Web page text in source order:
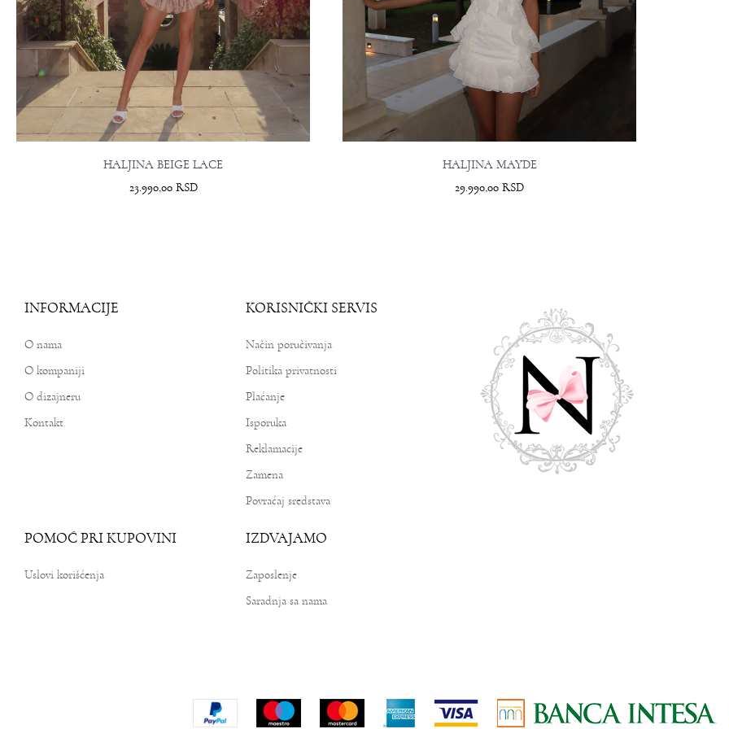
HALJINA BEIGE LACE
23.990,00 RSD
HALJINA MAYDE
29.990,00 RSD
INFORMACIJE
O nama
O kompaniji
O dizajneru
Kontakt
KORISNIČKI SERVIS
Način poručivanja
Politika privatnosti
Plaćanje
Isporuka
Reklamacije
Zamena
Povraćaj sredstava
POMOĆ PRI KUPOVINI
Uslovi korišćenja
IZDVAJAMO
Zaposlenje
Saradnja sa nama